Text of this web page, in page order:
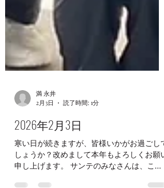
満 永井
2月3日
読了時間: 1分
2026年2月3日
寒い日が続きますが、皆様いかがお過ごしで
しょうか？改めまして本年もよろしくお願い